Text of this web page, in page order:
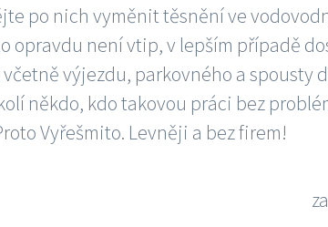
po nich vyměnit těsnění ve
opravdu není vtip, v lepším případě
výjezdu, parkovného a spousty
někdo, kdo takovou práci bez
Vyřešmito. Levněji a bez firem!